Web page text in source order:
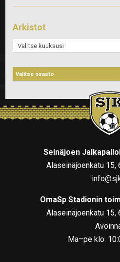
Arkistot
Arkistot
Seinäjoen
Alaseinäjoenkatu 15,
OmaSp Stadionin
Alaseinäjoenkatu 15,
Ma–pe klo.